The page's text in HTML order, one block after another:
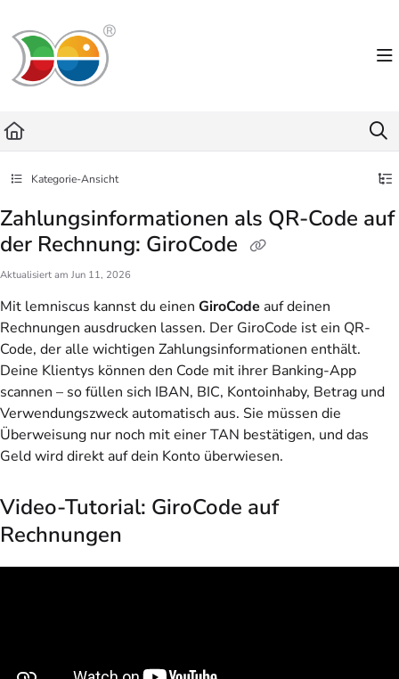
Fetch the complete documentation index at:
Use this file to discover all available pages before exploring further.
Kategorie-Ansicht
Zahlungsinformationen als QR-Code auf
der Rechnung: GiroCode
Aktualisiert am Jun 11, 2026
Mit lemniscus kannst du einen GiroCode auf deinen
Rechnungen ausdrucken lassen. Der GiroCode ist ein QR-
Code, der alle wichtigen Zahlungsinformationen enthält.
Deine Klientys können den Code mit ihrer Banking-App
scannen – so füllen sich IBAN, BIC, Kontoinhaby, Betrag und
Verwendungszweck automatisch aus. Sie müssen die
Überweisung nur noch mit einer TAN bestätigen, und das
Geld wird direkt auf dein Konto überwiesen.
Video-Tutorial: GiroCode auf
Rechnungen